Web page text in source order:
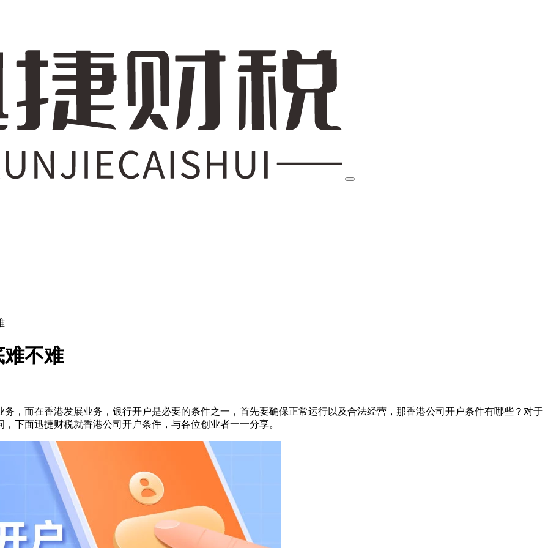
不难
，而在香港发展业务，银行开户是必要的条件之一，首先要确保正常运行以及合法经营，那香港公司开户条件有哪些？对于
下面迅捷财税就香港公司开户条件，与各位创业者一一分享。